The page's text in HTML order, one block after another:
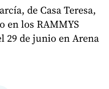
de Casa Teresa,
en los RAMMYS
29 de junio en Arena